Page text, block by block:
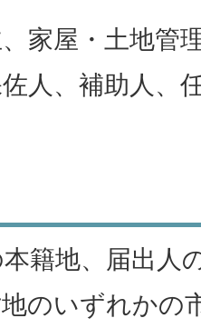
家屋・土地管
人、補助人、
籍地、届出人
のいずれかの